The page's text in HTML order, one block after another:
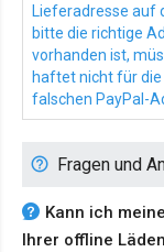
Lieferadresse auf
bitte die richtige
vorhanden ist,
haftet nicht für
falschen PayPal-
Fragen und
Kann ich
Ihrer offline